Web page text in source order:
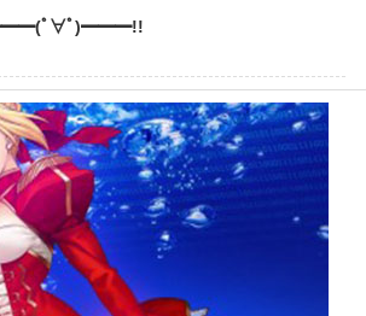
ｷﾀ━━━(ﾟ∀ﾟ)━━━!!